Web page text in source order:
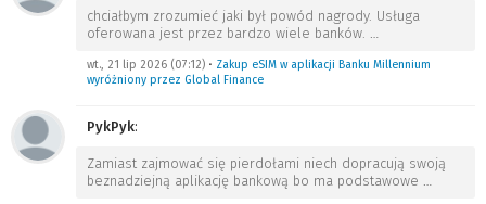
chciałbym zrozumieć jaki był powód nagrody. Usługa
oferowana jest przez bardzo wiele banków. …
wt., 21 lip 2026 (07:12) • Zakup eSIM w aplikacji Banku Millennium
wyróżniony przez Global Finance
PykPyk:
Zamiast zajmować się pierdołami niech dopracują swoją
beznadziejną aplikację bankową bo ma podstawowe …